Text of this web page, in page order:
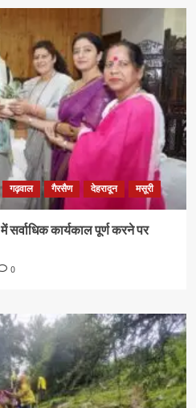
गढ़वाल गैरसैण देहरादून मसूरी
कार्यकाल पूर्ण करने पर
0